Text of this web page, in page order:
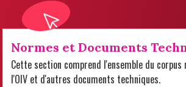
Normes et Documents
Cette section comprend l'ensemble du
l'OIV et d'autres documents techniques.